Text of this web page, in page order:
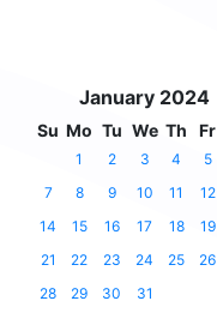
January 2024
Su Mo Tu We Th Fr
1 2 3 4 5
7
8 9 10 11 12
14
15 16 17 18 19
21
22 23 24 25 26
28
29 30 31